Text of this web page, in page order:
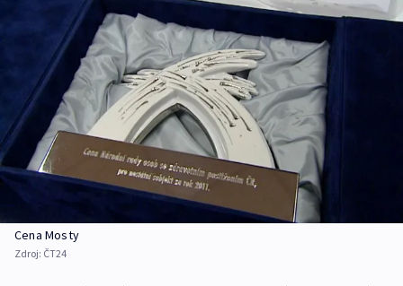
Cena Mosty
Zdroj: ČT24